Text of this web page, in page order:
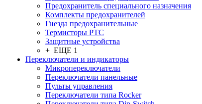
Предохранитель специального назначения
Комплекты предохранителей
Гнезда предохранительные
Термисторы PTC
Защитные устройства
+ ЕЩЕ 1
Переключатели и индикаторы
Микропереключатели
Переключатели панельные
Пульты управления
Переключатели типа Rocker